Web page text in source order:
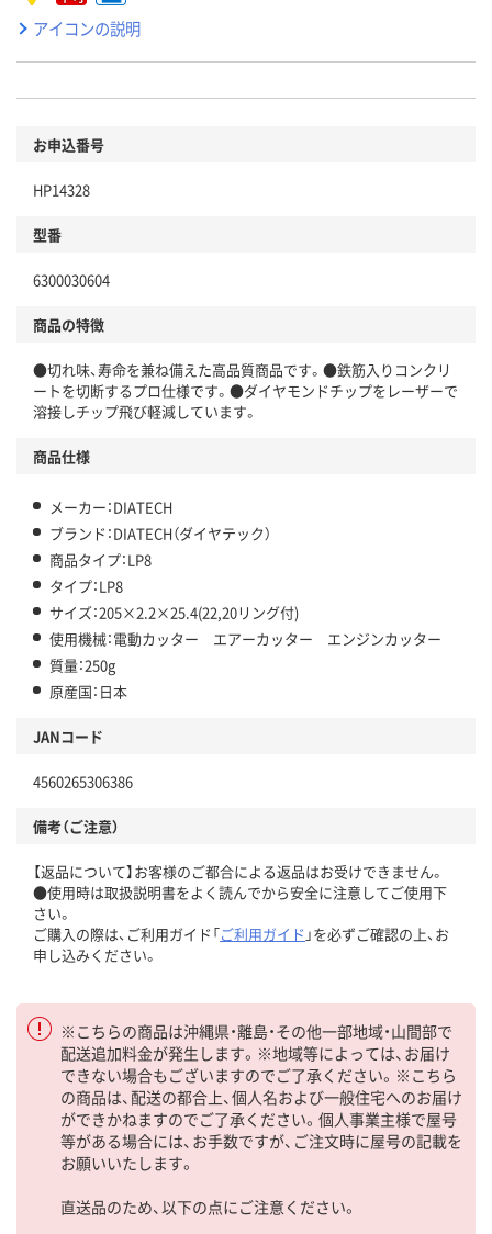
アイコンの説明
お申込番号
HP14328
型番
6300030604
商品の特徴
●切れ味、寿命を兼ね備えた高品質商品です。●鉄筋入りコンクリ
ートを切断するプロ仕様です。●ダイヤモンドチップをレーザーで
溶接しチップ飛び軽減しています。
商品仕様
メーカー：DIATECH
ブランド：DIATECH（ダイヤテック）
商品タイプ：LP8
タイプ：LP8
サイズ：205×2.2×25.4(22,20リング付)
使用機械：電動カッター エアーカッター エンジンカッター
質量：250g
原産国：日本
JANコード
4560265306386
備考（ご注意）
【返品について】お客様のご都合による返品はお受けできません。
●使用時は取扱説明書をよく読んでから安全に注意してご使用下
さい。
ご購入の際は、ご利用ガイド「ご利用ガイド 」を必ずご確認の上、お
申し込みください。
※こちらの商品は沖縄県・離島・その他一部地域・山間部で
配送追加料金が発生します。※地域等によっては、お届け
できない場合もございますのでご了承ください。※こちら
の商品は、配送の都合上、個人名および一般住宅へのお届け
ができかねますのでご了承ください。個人事業主様で屋号
等がある場合には、お手数ですが、ご注文時に屋号の記載を
お願いいたします。
直送品のため、以下の点にご注意ください。